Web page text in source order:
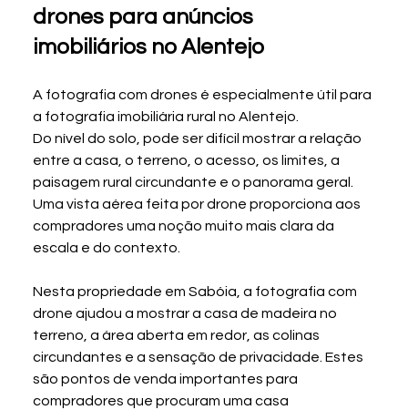
drones para anúncios
imobiliários no Alentejo
A fotografia com drones é especialmente útil para
a fotografia imobiliária rural no Alentejo.
Do nível do solo, pode ser difícil mostrar a relação
entre a casa, o terreno, o acesso, os limites, a
paisagem rural circundante e o panorama geral.
Uma vista aérea feita por drone proporciona aos
compradores uma noção muito mais clara da
escala e do contexto.
Nesta propriedade em Sabóia, a fotografia com
drone ajudou a mostrar a casa de madeira no
terreno, a área aberta em redor, as colinas
circundantes e a sensação de privacidade. Estes
são pontos de venda importantes para
compradores que procuram uma casa